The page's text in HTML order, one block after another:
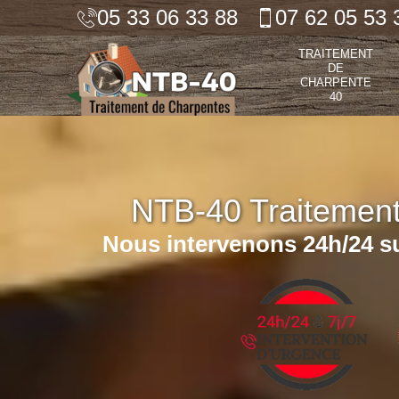
05 33 06 33 88 07 62 05 53
TRAITEMENT
DE
CHARPENTE
40
NTB-40
Nous intervenons 24h/24